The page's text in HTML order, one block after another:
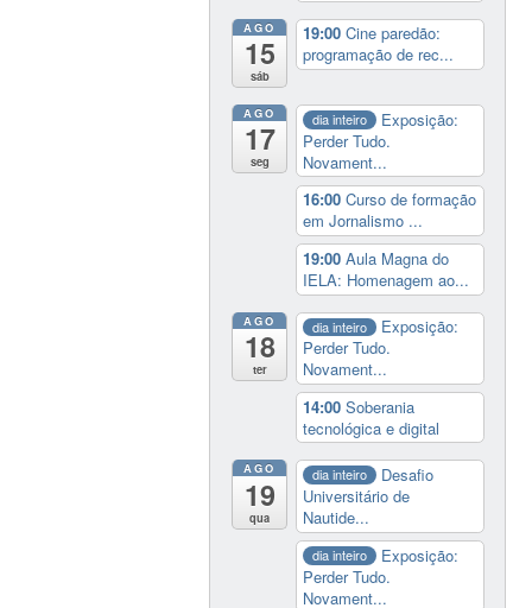
AGO
15
sáb
19:00Cine paredão:
programação de rec...
AGO
17
seg
dia inteiro
Exposição:
Perder Tudo.
Novament...
16:00Curso de formação
em Jornalismo ...
19:00Aula Magna do
IELA: Homenagem ao...
AGO
18
ter
dia inteiro
Exposição:
Perder Tudo.
Novament...
14:00Soberania
tecnológica e digital
AGO
19
qua
dia inteiro
Desafio
Universitário de
Nautide...
dia inteiro
Exposição:
Perder Tudo.
Novament...